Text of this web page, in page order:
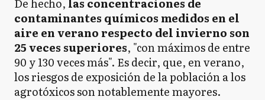
De hecho, las concentraciones de
contaminantes químicos medidos en el
aire en verano respecto del invierno son
25 veces superiores, "con máximos de entre
90 y 130 veces más". Es decir, que, en verano,
los riesgos de exposición de la población a los
agrotóxicos son notablemente mayores.